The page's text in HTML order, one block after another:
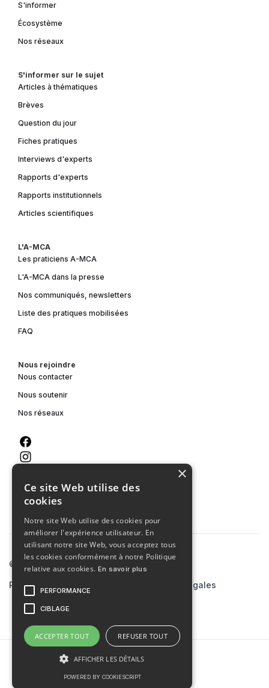
S'informer
Écosystème
Nos réseaux
S'informer sur le sujet
Articles à thématiques
Brèves
Question du jour
Fiches pratiques
Interviews d'experts
Rapports d'experts
Rapports institutionnels
Articles scientifiques
L'A-MCA
Les praticiens A-MCA
L'A-MCA dans la presse
Nos communiqués, newsletters
Liste des pratiques mobilisées
FAQ
Nous rejoindre
Nous contacter
Nous soutenir
Nos réseaux
© 2023 Agence MCA
Politiques de confidentialité Mentions légales
×
Ce site Web utilise des
cookies
Notre site Web utilise des cookies pour
améliorer l'expérience utilisateur. En
utilisant notre site Web, vous acceptez tous
les cookies conformément à notre Politique
relative aux cookies. En savoir plus
PERFORMANCE
CIBLAGE
ACCEPTER TOUT REFUSER TOUT
AFFICHER LES DÉTAILS
POWERED BY COOKIESCRIPT